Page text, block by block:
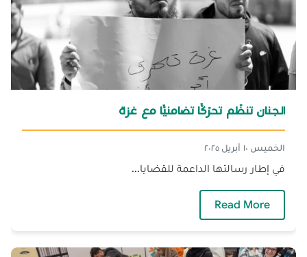
الجنان تنظّم تحرّكًّا تضامنيًّا مع غزة
الخميس ١٠ أبريل ٢٠٢٥
في إطار رسالتها الداعمة للقضايا...
Read More